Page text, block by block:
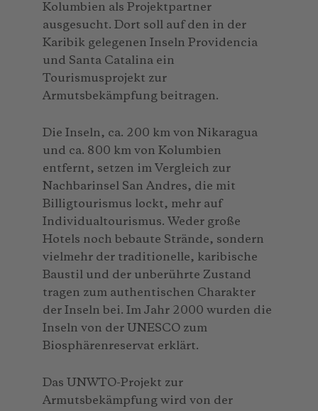
Kolumbien als Projektpartner
ausgesucht. Dort soll auf den in der
Karibik gelegenen Inseln Providencia
und Santa Catalina ein
Tourismusprojekt zur
Armutsbekämpfung beitragen.
Die Inseln, ca. 200 km von Nikaragua
und ca. 800 km von Kolumbien
entfernt, setzen im Vergleich zur
Nachbarinsel San Andres, die mit
Billigtourismus lockt, mehr auf
Individualtourismus. Weder große
Hotels noch bebaute Strände, sondern
vielmehr der traditionelle, karibische
Baustil und der unberührte Zustand
tragen zum authentischen Charakter
der Inseln bei. Im Jahr 2000 wurden die
Inseln von der UNESCO zum
Biosphärenreservat erklärt.
Das UNWTO-Projekt zur
Armutsbekämpfung wird von der